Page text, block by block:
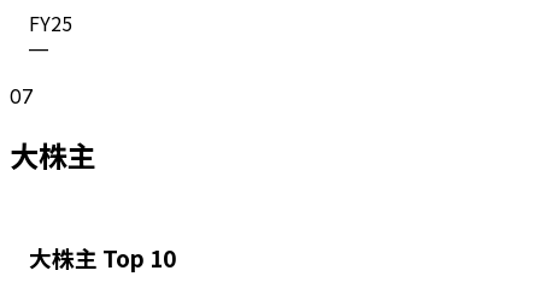
FY25
—
07
大株主
大株主 Top 10